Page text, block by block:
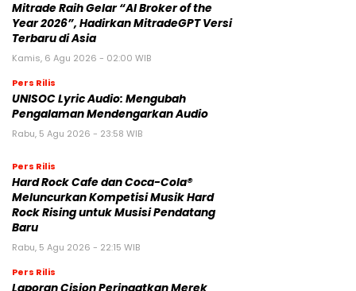
Mitrade Raih Gelar “AI Broker of the
Year 2026”, Hadirkan MitradeGPT Versi
Terbaru di Asia
Kamis, 6 Agu 2026 - 02:00 WIB
Pers Rilis
UNISOC Lyric Audio: Mengubah
Pengalaman Mendengarkan Audio
Rabu, 5 Agu 2026 - 23:58 WIB
Pers Rilis
Hard Rock Cafe dan Coca-Cola®
Meluncurkan Kompetisi Musik Hard
Rock Rising untuk Musisi Pendatang
Baru
Rabu, 5 Agu 2026 - 22:15 WIB
Pers Rilis